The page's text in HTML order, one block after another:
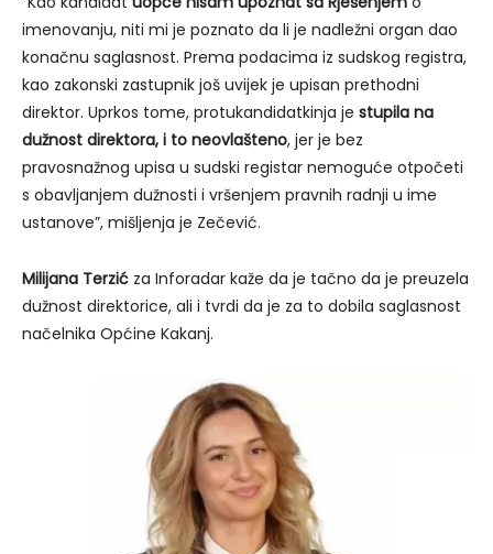
imenovanju, niti mi je poznato da li je nadležni organ dao
konačnu saglasnost. Prema podacima iz sudskog registra,
kao zakonski zastupnik još uvijek je upisan prethodni
direktor. Uprkos tome, protukandidatkinja je stupila na
dužnost direktora, i to neovlašteno, jer je bez
pravosnažnog upisa u sudski registar nemoguće otpočeti
s obavljanjem dužnosti i vršenjem pravnih radnji u ime
ustanove”, mišljenja je Zečević.
Milijana Terzić za Inforadar kaže da je tačno da je preuzela
dužnost direktorice, ali i tvrdi da je za to dobila saglasnost
načelnika Općine Kakanj.